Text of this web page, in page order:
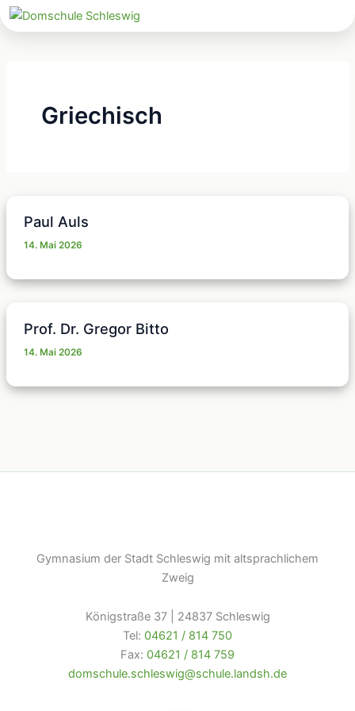
Griechisch
Paul Auls
14. Mai 2026
Prof. Dr. Gregor Bitto
14. Mai 2026
Gymnasium der Stadt Schleswig mit altsprachlichem
Zweig
Königstraße 37 | 24837 Schleswig
Tel: 04621 / 814 750
Fax: 04621 / 814 759
domschule.schleswig@schule.landsh.de